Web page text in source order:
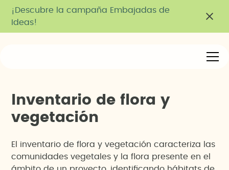
¡Descubre la campaña Embajadas de
Ideas!
nventario de f ora y
vegetación
El inventario de flora y vegetación caracteriza las
comunidades vegetales y la flora presente en el